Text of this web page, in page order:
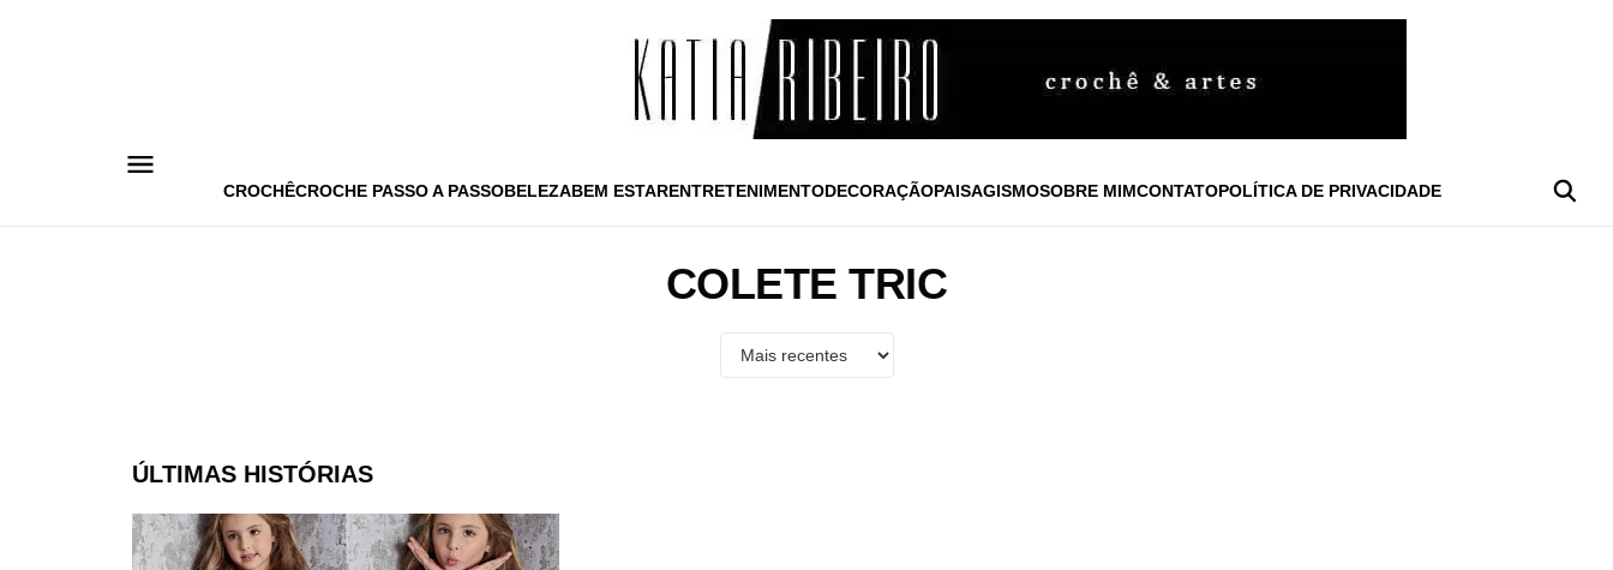
CROCHÊCROCHE PASSO A PASSOBELEZABEM ESTARENTRETENIMENTODECORAÇÃOPAISAGISMOSOBRE MIMCONTATOPOLÍTICA DE PRIVACIDADE
COLETE TRIC
ÚLTIMAS HISTÓRIAS